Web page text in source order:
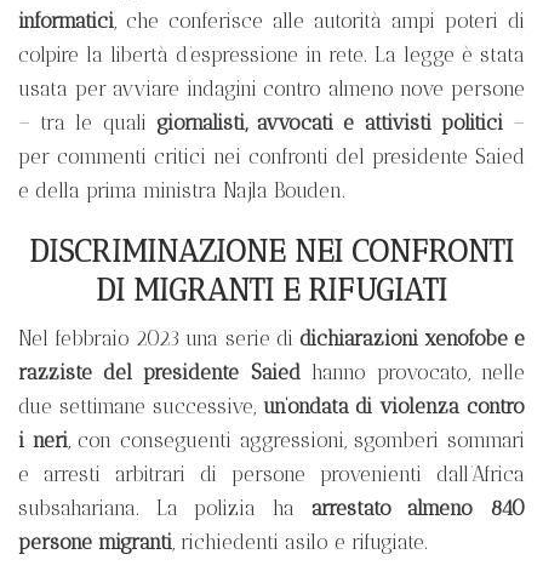
informatici , che conferisce alle autorità ampi poteri di
colpire la libertà d’espressione in rete. La legge è stata
usata per avviare indagini contro almeno nove persone
– tra le quali giornalisti, avvocati e attivisti politici –
per commenti critici nei confronti del presidente Saied
e della prima ministra Najla Bouden.
DISCRIMINAZIONE NEI CONFRONTI
DI MIGRANTI E RIFUGIATI
Nel febbraio 2023 una serie di dichiarazioni xenofobe e
razziste del presidente Saiedhanno provocato, nelle
due settimane successive, un’ondata di violenza contro
i neri , con conseguenti aggressioni, sgomberi sommari
e arresti arbitrari di persone provenienti dall’Africa
subsahariana. La polizia ha arrestato almeno 840
persone migranti , richiedenti asilo e rifugiate.